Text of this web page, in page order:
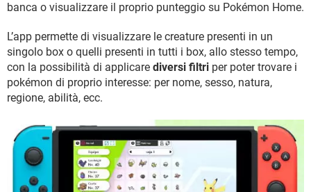
banca o visualizzare il proprio punteggio su Pokémon Home.
L’app permette di visualizzare le creature presenti in un
singolo box o quelli presenti in tutti i box, allo stesso tempo,
con la possibilità di applicare diversi filtri per poter trovare i
pokémon di proprio interesse: per nome, sesso, natura,
regione, abilità, ecc.